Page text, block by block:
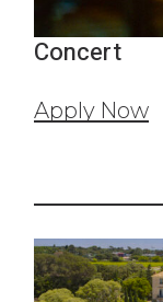
Concert
Apply Now